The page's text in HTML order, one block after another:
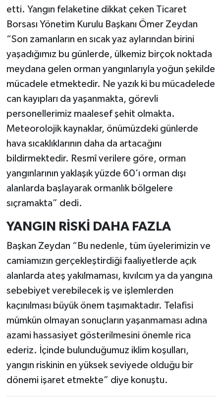
etti. Yangın felaketine dikkat çeken Ticaret
Borsası Yönetim Kurulu Başkanı Ömer Zeydan
“Son zamanların en sıcak yaz aylarından birini
yaşadığımız bu günlerde, ülkemiz birçok noktada
meydana gelen orman yangınlarıyla yoğun şekilde
mücadele etmektedir. Ne yazık ki bu mücadelede
can kayıpları da yaşanmakta, görevli
personellerimiz maalesef şehit olmakta.
Meteorolojik kaynaklar, önümüzdeki günlerde
hava sıcaklıklarının daha da artacağını
bildirmektedir. Resmî verilere göre, orman
yangınlarının yaklaşık yüzde 60’ı orman dışı
alanlarda başlayarak ormanlık bölgelere
sıçramakta” dedi.
YANGIN RİSKİ DAHA FAZLA
Başkan Zeydan “Bu nedenle, tüm üyelerimizin ve
camiamızın gerçekleştirdiği faaliyetlerde açık
alanlarda ateş yakılmaması, kıvılcım ya da yangına
sebebiyet verebilecek iş ve işlemlerden
kaçınılması büyük önem taşımaktadır. Telafisi
mümkün olmayan sonuçların yaşanmaması adına
azami hassasiyet gösterilmesini önemle rica
ederiz. İçinde bulunduğumuz iklim koşulları,
yangın riskinin en yüksek seviyede olduğu bir
dönemi işaret etmekte” diye konuştu.